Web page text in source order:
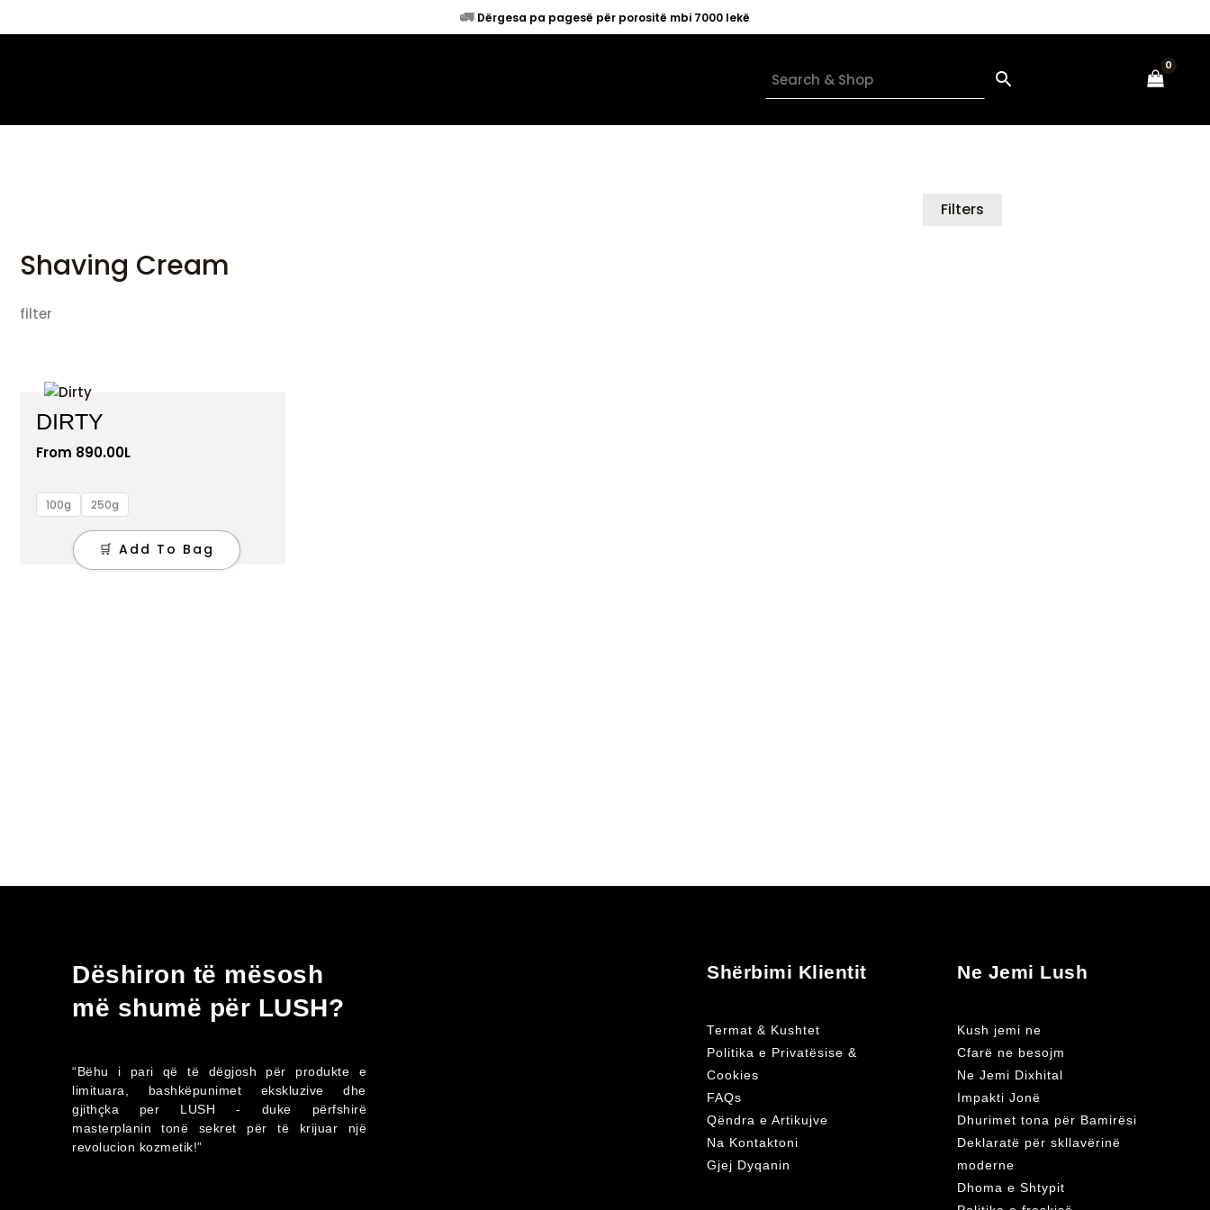
to
🚛 Dërgesa pa pagesë për porositë mbi 7000 lekë
Shaving Cream
filter
Filters
DIRTY
From 890.00L
100g 250g
🛒 Add To Bag
may
Dëshiron të mësosh
më shumë për LUSH?
“Bëhu i pari që të dëgjosh për produkte e
limituara, bashkëpunimet ekskluzive dhe
gjithçka per LUSH - duke përfshirë
masterplanin tonë sekret për të krijuar një
revolucion kozmetik!”
Shërbimi Klientit
Termat & Kushtet
Politika e Privatësise &
Cookies
FAQs
Qëndra e Artikujve
Na Kontaktoni
Gjej Dyqanin
Ne Jemi Lush
Kush jemi ne
Cfarë ne besojm
Ne Jemi Dixhital
Impakti Jonë
Dhurimet tona për Bamirësi
Deklaratë për skllavërinë
moderne
Dhoma e Shtypit